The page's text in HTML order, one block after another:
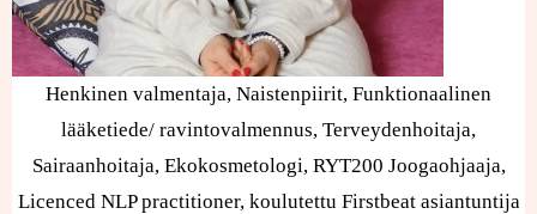
Henkinen valmentaja, Naistenpiirit, Funktionaalinen
lääketiede/ ravintovalmennus, Terveydenhoitaja,
Sairaanhoitaja, Ekokosmetologi, RYT200 Joogaohjaaja,
Licenced NLP practitioner, koulutettu Firstbeat asiantuntija